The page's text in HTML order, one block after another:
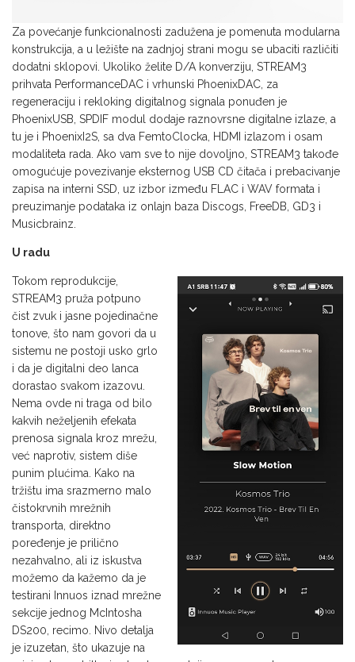
Za povećanje funkcionalnosti zadužena je pomenuta modularna
konstrukcija, a u ležište na zadnjoj strani mogu se ubaciti različiti
dodatni sklopovi. Ukoliko želite D/A konverziju, STREAM3
prihvata PerformanceDAC i vrhunski PhoenixDAC, za
regeneraciju i rekloking digitalnog signala ponuđen je
PhoenixUSB, SPDIF modul dodaje raznovrsne digitalne izlaze, a
tu je i PhoenixI2S, sa dva FemtoClocka, HDMI izlazom i osam
modaliteta rada. Ako vam sve to nije dovoljno, STREAM3 takođe
omogućuje povezivanje eksternog USB CD čitača i prebacivanje
zapisa na interni SSD, uz izbor između FLAC i WAV formata i
preuzimanje podataka iz onlajn baza Discogs, FreeDB, GD3 i
Musicbrainz.
U radu
Tokom reprodukcije,
STREAM3 pruža potpuno
čist zvuk i jasne pojedinačne
tonove, što nam govori da u
sistemu ne postoji usko grlo
i da je digitalni deo lanca
dorastao svakom izazovu.
Nema ovde ni traga od bilo
kakvih neželjenih efekata
prenosa signala kroz mrežu,
već naprotiv, sistem diše
punim plućima. Kako na
tržištu ima srazmerno malo
čistokrvnih mrežnih
transporta, direktno
poređenje je prilično
nezahvalno, ali iz iskustva
možemo da kažemo da je
testirani Innuos iznad mrežne
sekcije jednog McIntosha
DS200, recimo. Nivo detalja
je izuzetan, što ukazuje na